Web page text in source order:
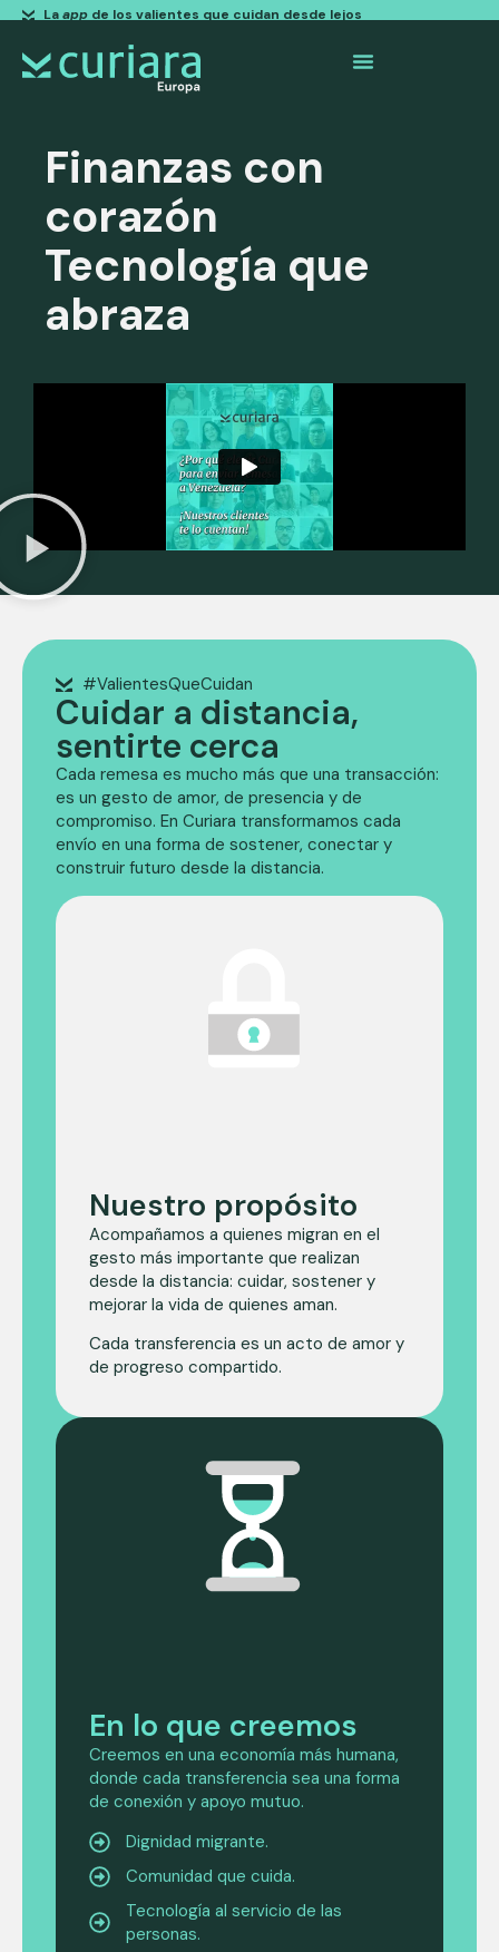
Laappde los valientes que cuidan desde lejos
Finanzas con
corazón
Tecnología que
abraza
#ValientesQueCuidan
Cuidar a distancia,
sentirte cerca
Cada remesa es mucho más que una transacción:
es un gesto de amor, de presencia y de
compromiso. En Curiara transformamos cada
envío en una forma de sostener, conectar y
construir futuro desde la distancia.
Nuestro propósito
Acompañamos a quienes migran en el
gesto más importante que realizan
desde la distancia: cuidar, sostener y
mejorar la vida de quienes aman.
Cada transferencia es un acto de amor y
de progreso compartido.
En lo que creemos
Creemos en una economía más humana,
donde cada transferencia sea una forma
de conexión y apoyo mutuo.
Dignidad migrante.
Comunidad que cuida.
Tecnología al servicio de las
personas.